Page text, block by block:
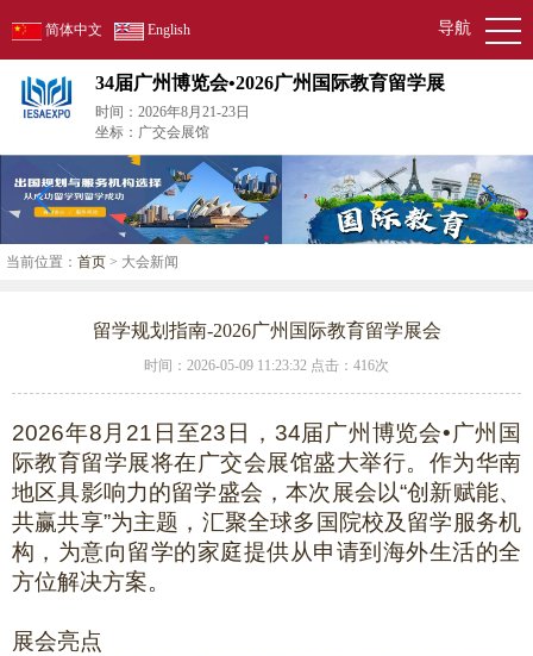
简体中文 English 导航
34届广州博览会•2026广州国际教育留学展
时间：2026年8月21-23日
坐标：广交会展馆
当前位置： 首页 > 大会新闻
留学规划指南-2026广州国际教育留学展会
时间：2026-05-09 11:23:32 点击： 416次
2026年8 月 21 日至23 日， 34届广州博览会•广州国
际教育留学展将在广交会展馆盛大举行。作为华南
地区具影响力的留学盛会，本次展会以“创新赋能、
共赢共享”为主题，汇聚全球多国院校及留学服务机
构，为意向留学的家庭提供从申请到海外生活的全
方位解决方案。
展会亮点